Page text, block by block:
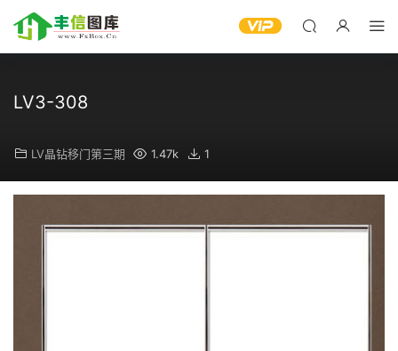
LV3-308
LV晶钻移门第三期 1.47k 1